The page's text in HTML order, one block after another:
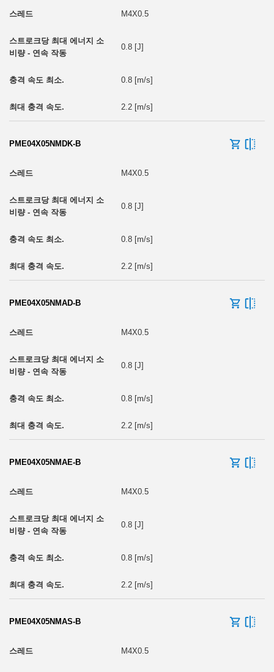
M4X0.5
0.8 [J]
0.8 [m/s]
2.2 [m/s]
PME04X05NMDK-B
M4X0.5
0.8 [J]
0.8 [m/s]
2.2 [m/s]
PME04X05NMAD-B
M4X0.5
0.8 [J]
0.8 [m/s]
2.2 [m/s]
PME04X05NMAE-B
M4X0.5
0.8 [J]
0.8 [m/s]
2.2 [m/s]
PME04X05NMAS-B
M4X0.5